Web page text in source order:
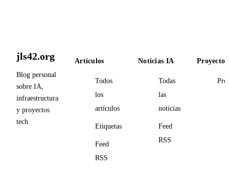
jls42.org
Blog personal
sobre IA,
infraestructura
y proyectos
tech
Artículos
Todos
los
artículos
Etiquetas
Feed
RSS
Noticias IA
Todas
las
noticias
Feed
RSS
Proyectos